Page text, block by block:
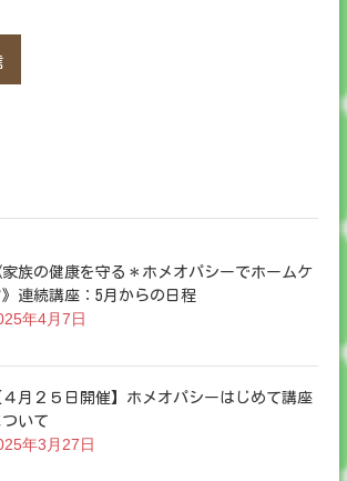
家族の健康を守る＊ホメオパシーでホームケ
》連続講座：5月からの日程
年4月7日
４月２５日開催】ホメオパシーはじめて講座
ついて
年3月27日